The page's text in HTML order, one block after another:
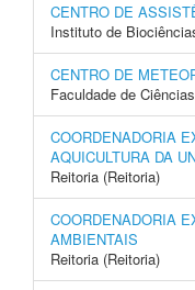
CENTRO DE
Instituto de
CENTRO DE
Faculdade de
COORDENADORIA
AQUICULTURA DA
Reitoria (Reitoria)
COORDENADORIA
AMBIENTAIS
Reitoria (Reitoria)